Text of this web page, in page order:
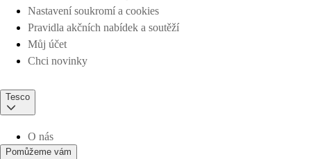
Nastavení soukromí a cookies
Pravidla akčních nabídek a soutěží
Můj účet
Chci novinky
Tesco
O nás
Pomůžeme vám